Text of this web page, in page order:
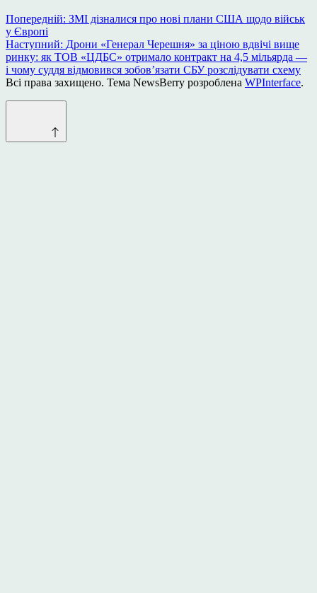
Навігація
записів
Попередній: ЗМІ дізналися про нові плани США щодо військ
у Європі
Наступний: Дрони «Генерал Черешня» за ціною вдвічі вище
ринку: як ТОВ «ЦДБС» отримало контракт на 4,5 мільярда —
і чому суддя відмовився зобов’язати СБУ розслідувати схему
Всі права захищено. Тема NewsBerry розроблена WPInterface.